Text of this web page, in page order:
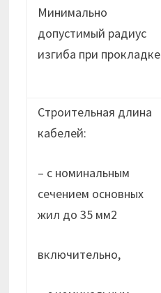
Минимально
допустимый радиус
изгиба при прокладке
Строительная длина
кабелей:
– с номинальным
сечением основных
жил до 35 мм2
включительно,